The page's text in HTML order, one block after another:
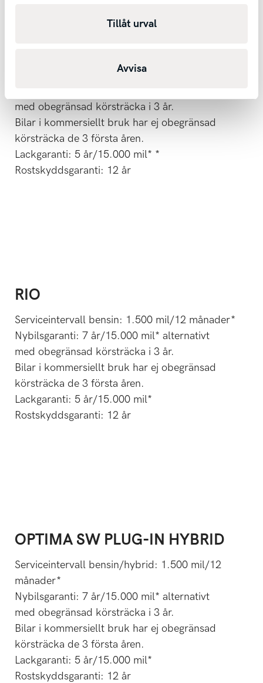
Tillåt urval
Avvisa
det som uppnås först.**
med obegränsad körsträcka i 3 år.
Bilar i kommersiellt bruk har ej obegränsad
körsträcka de 3 första åren.
Lackgaranti: 5 år/15.000 mil* *
Rostskyddsgaranti: 12 år
RIO
Serviceintervall bensin: 1.500 mil/12 månader*
Nybilsgaranti: 7 år/15.000 mil* alternativt
med obegränsad körsträcka i 3 år.
Bilar i kommersiellt bruk har ej obegränsad
körsträcka de 3 första åren.
Lackgaranti: 5 år/15.000 mil*
Rostskyddsgaranti: 12 år
OPTIMA SW PLUG-IN HYBRID
Serviceintervall bensin/hybrid: 1.500 mil/12
månader*
Nybilsgaranti: 7 år/15.000 mil* alternativt
med obegränsad körsträcka i 3 år.
Bilar i kommersiellt bruk har ej obegränsad
körsträcka de 3 första åren.
Lackgaranti: 5 år/15.000 mil*
Rostskyddsgaranti: 12 år